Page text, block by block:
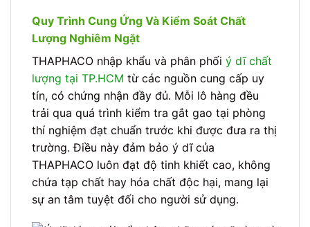
Quy Trình Cung Ứng Và Kiểm Soát Chất
Lượng Nghiêm Ngặt
THAPHACO nhập khẩu và phân phối ý dĩ chất
lượng tại TP.HCM từ các nguồn cung cấp uy
tín, có chứng nhận đầy đủ. Mỗi lô hàng đều
trải qua quá trình kiểm tra gắt gao tại phòng
thí nghiệm đạt chuẩn trước khi được đưa ra thị
trường. Điều này đảm bảo ý dĩ của
THAPHACO luôn đạt độ tinh khiết cao, không
chứa tạp chất hay hóa chất độc hại, mang lại
sự an tâm tuyệt đối cho người sử dụng.